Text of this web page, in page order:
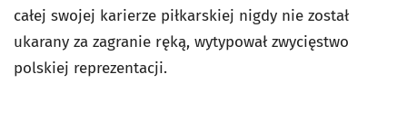
całej swojej karierze piłkarskiej nigdy nie został
ukarany za zagranie ręką, wytypował zwycięstwo
polskiej reprezentacji.